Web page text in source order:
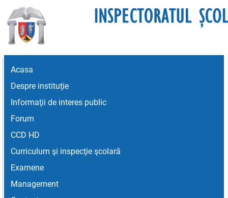
Acasa
Despre instituţie
Informaţii de interes public
Forum
CCD HD
Curriculum şi inspecţie şcolară
Examene
Management